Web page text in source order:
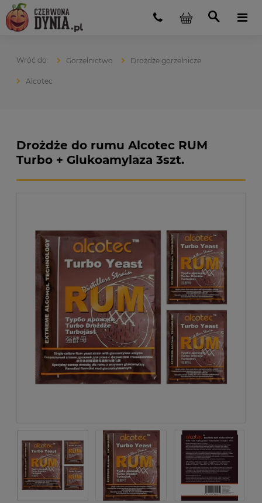
Gorzelnictwo Drożdże gorzelnicze
Alcotec
Drożdże do rumu Alcotec RUM
Turbo + Glukoamylaza 3szt.